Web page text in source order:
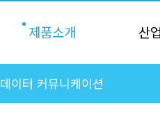
제품소개 산
데이터 커뮤니케이션